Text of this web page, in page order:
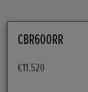
CBR600RR
€11.520